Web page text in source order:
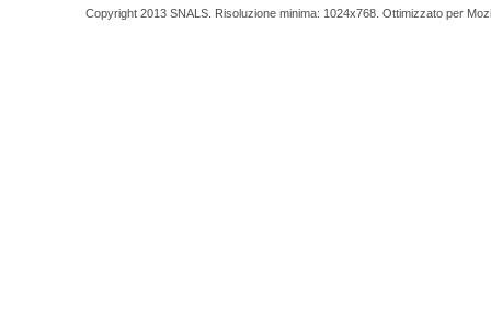
Copyright 2013 SNALS. Risoluzione minima: 1024x768. Ottimizzato per